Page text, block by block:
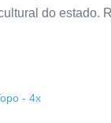
do estado.
- 4x